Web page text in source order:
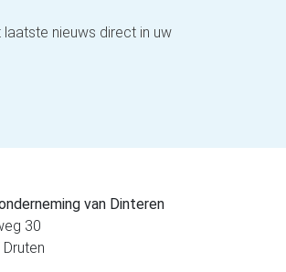
nieuws direct in uw
van Dinteren
30